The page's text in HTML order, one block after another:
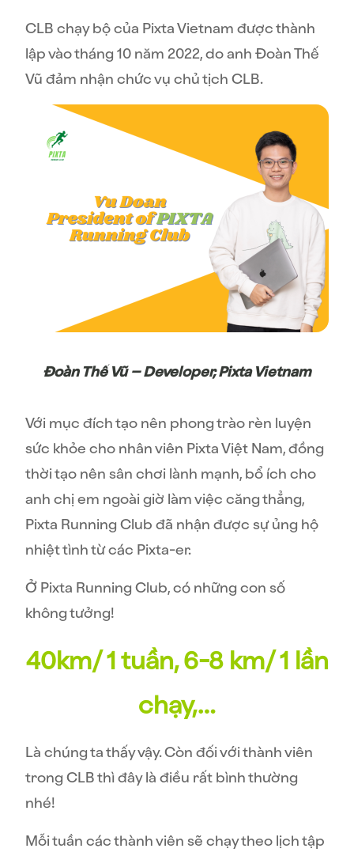
CLB chạy bộ của Pixta Vietnam được thành
lập vào tháng 10 năm 2022, do anh Đoàn Thế
Vũ đảm nhận chức vụ chủ tịch CLB.
Đoàn Thế Vũ – Developer, Pixta Vietnam
Với mục đích tạo nên phong trào rèn luyện
sức khỏe cho nhân viên Pixta Việt Nam, đồng
thời tạo nên sân chơi lành mạnh, bổ ích cho
anh chị em ngoài giờ làm việc căng thẳng,
Pixta Running Club đã nhận được sự ủng hộ
nhiệt tình từ các Pixta-er.
Ở Pixta Running Club, có những con số
không tưởng!
40km/ 1 tuần, 6-8 km/ 1 lần
chạy,…
Là chúng ta thấy vậy. Còn đối với thành viên
trong CLB thì đây là điều rất bình thường
nhé!
Mỗi tuần các thành viên sẽ chạy theo lịch tập